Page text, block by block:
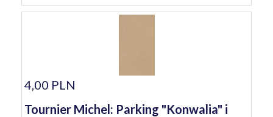
4,00 PLN
Tournier Michel: Parking "Konwalia" i